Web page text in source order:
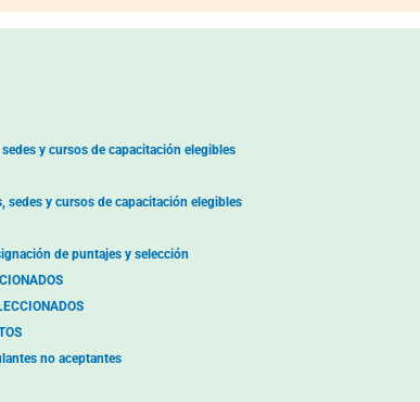
y cursos de capacitación elegibles
y cursos de capacitación elegibles
de puntajes y selección
no aceptantes